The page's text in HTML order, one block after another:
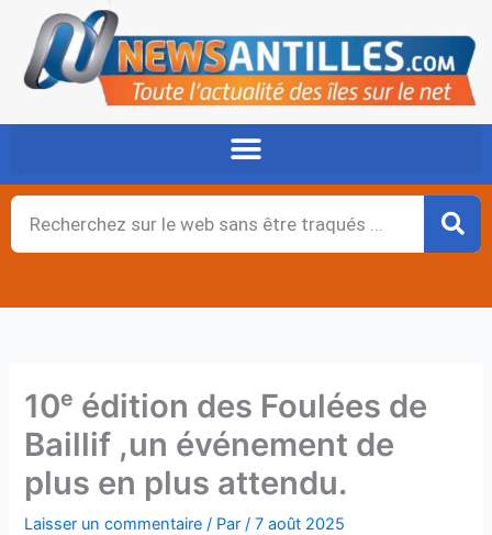
contenu
Rechercher
10ᵉ édition des Foulées de
Baillif ,un événement de
plus en plus attendu.
Laisser un commentaire / Par/7 août 2025